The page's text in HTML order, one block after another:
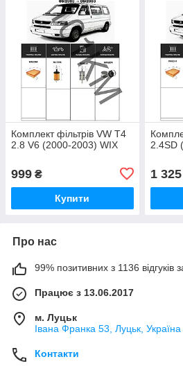
Комплект фільтрів VW T4
2.8 V6 (2000-2003) WIX
999 ₴
Купити
2.4SD
1 325
Про нас
99% позитивних з 1136 відгуків
Працює з 13.06.2017
м. Луцьк
Івана Франка 53, Луцьк, Україна
Контакти